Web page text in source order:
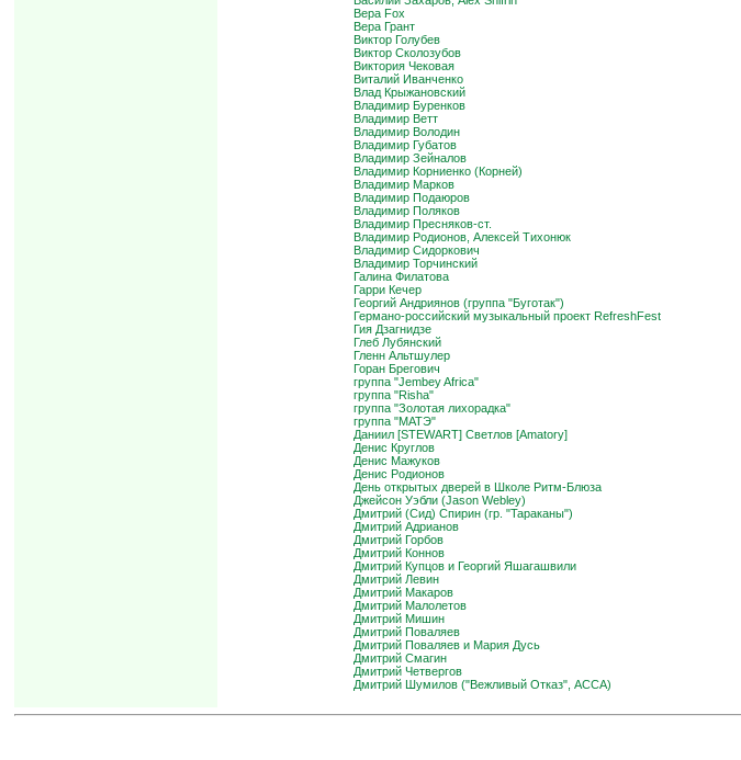
Вера Fox
Вера Грант
Виктор Голубев
Виктор Сколозубов
Виктория Чековая
Виталий Иванченко
Влад Крыжановский
Владимир Буренков
Владимир Ветт
Владимир Володин
Владимир Губатов
Владимир Зейналов
Владимир Корниенко (Корней)
Владимир Марков
Владимир Подаюров
Владимир Поляков
Владимир Пресняков-ст.
Владимир Родионов, Алексей Тихонюк
Владимир Сидоркович
Владимир Торчинский
Галина Филатова
Гарри Кечер
Георгий Андриянов (группа "Буготак")
Германо-российский музыкальный проект RefreshFest
Гия Дзагнидзе
Глеб Лубянский
Гленн Альтшулер
Горан Брегович
группа "Jembey Africa"
группа "Risha"
группа "Золотая лихорадка"
группа "МАТЭ"
Даниил [STEWART] Светлов [Amatory]
Денис Круглов
Денис Мажуков
Денис Родионов
День открытых дверей в Школе Ритм-Блюза
Джейсон Уэбли (Jason Webley)
Дмитрий (Сид) Спирин (гр. "Тараканы")
Дмитрий Адрианов
Дмитрий Горбов
Дмитрий Коннов
Дмитрий Купцов и Георгий Яшагашвили
Дмитрий Левин
Дмитрий Макаров
Дмитрий Малолетов
Дмитрий Мишин
Дмитрий Поваляев
Дмитрий Поваляев и Мария Дусь
Дмитрий Смагин
Дмитрий Четвергов
Дмитрий Шумилов ("Вежливый Отказ", АССА)